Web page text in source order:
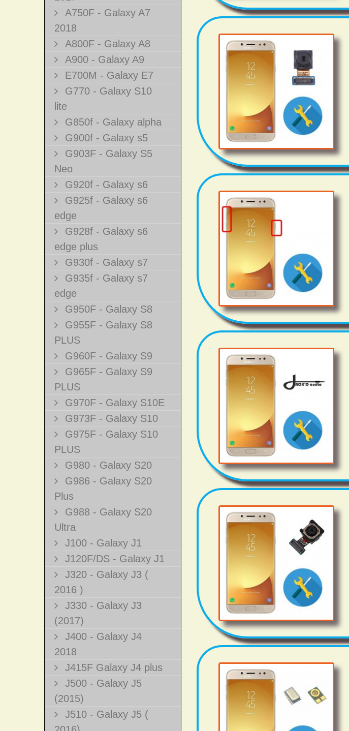
A750F - Galaxy A7
2018
A800F - Galaxy A8
A900 - Galaxy A9
E700M - Galaxy E7
G770 - Galaxy S10
lite
G850f - Galaxy alpha
G900f - Galaxy s5
G903F - Galaxy S5
Neo
G920f - Galaxy s6
G925f - Galaxy s6
edge
G928f - Galaxy s6
edge plus
G930f - Galaxy s7
G935f - Galaxy s7
edge
G950F - Galaxy S8
G955F - Galaxy S8
PLUS
G960F - Galaxy S9
G965F - Galaxy S9
PLUS
G970F - Galaxy S10E
G973F - Galaxy S10
G975F - Galaxy S10
PLUS
G980 - Galaxy S20
G986 - Galaxy S20
Plus
G988 - Galaxy S20
Ultra
J100 - Galaxy J1
J120F/DS - Galaxy J1
J320 - Galaxy J3 (
2016 )
J330 - Galaxy J3
(2017)
J400 - Galaxy J4
2018
J415F Galaxy J4 plus
J500 - Galaxy J5
(2015)
J510 - Galaxy J5 (